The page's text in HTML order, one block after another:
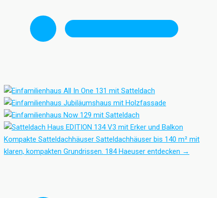
Kompakte Satteldachhäuser Satteldachhäuser bis 140 m² mit
klaren, kompakten Grundrissen. 184 Haeuser entdecken →